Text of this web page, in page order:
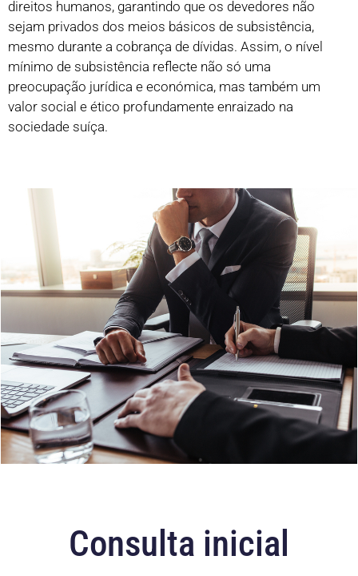
direitos humanos, garantindo que os devedores não
sejam privados dos meios básicos de subsistência,
mesmo durante a cobrança de dívidas. Assim, o nível
mínimo de subsistência reflecte não só uma
preocupação jurídica e económica, mas também um
valor social e ético profundamente enraizado na
sociedade suíça.
Consulta inicial